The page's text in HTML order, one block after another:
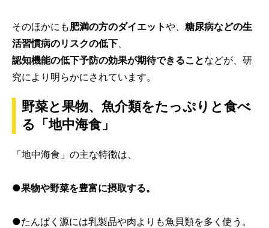
そのほかにも肥満の方のダイエットや、 糖尿病などの生
活習慣病のリスクの低下、
認知機能の低下予防の効果が期待できることなどが、研
究により明らかにされています。
野菜と果物、魚介類をたっぷりと食べ
る「地中海食」
「地中海食」の主な特徴は、
●果物や野菜を豊富に摂取する。
●たんぱく源には乳製品や肉よりも魚貝類を多く使う。